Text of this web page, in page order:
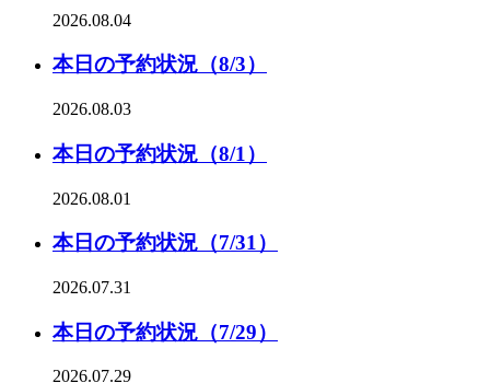
2026.08.04
本日の予約状況（8/3）
2026.08.03
本日の予約状況（8/1）
2026.08.01
本日の予約状況（7/31）
2026.07.31
本日の予約状況（7/29）
2026.07.29